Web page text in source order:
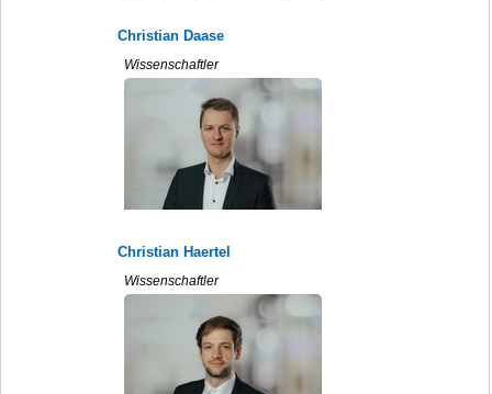
Christian Daase
Wissenschaftler
Christian Haertel
Wissenschaftler